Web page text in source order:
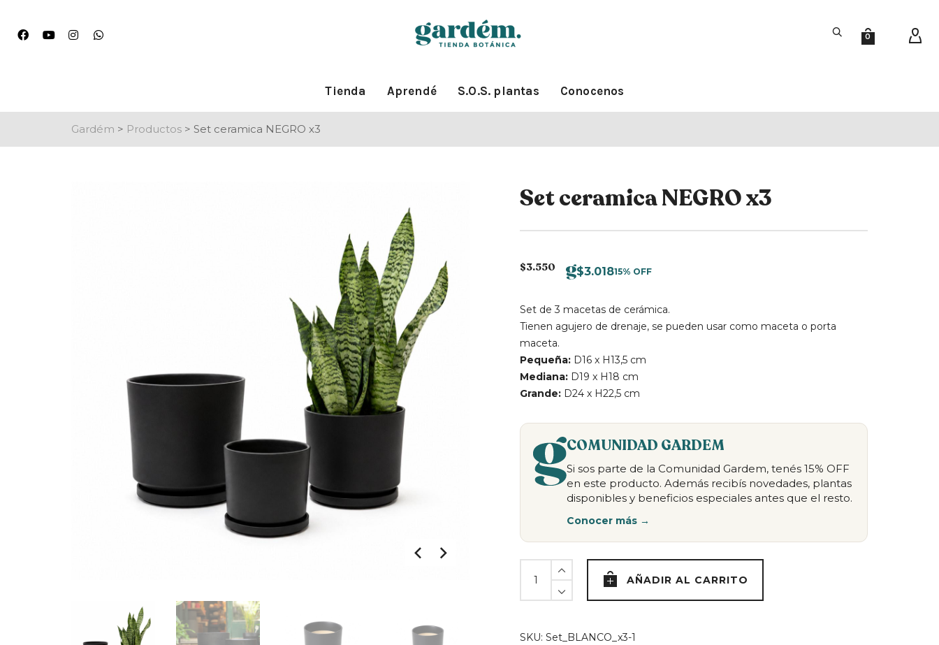
0
Tienda Aprendé S.O.S. plantas Conocenos
Gardém > Productos > Set ceramica NEGRO x3
Set ceramica NEGRO x3
$3.550 $3.01815% OFF
Set de 3 macetas de cerámica.
Tienen agujero de drenaje, se pueden usar como maceta o porta
maceta.
Pequeña: D16 x H13,5 cm
Mediana: D19 x H18 cm
Grande: D24 x H22,5 cm
COMUNIDAD GARDEM
Si sos parte de la Comunidad Gardem, tenés 15% OFF
en este producto. Además recibís novedades, plantas
disponibles y beneficios especiales antes que el resto.
Conocer más →
ceramica
NEGRO
quantity
AÑADIR AL CARRITO
SKU: Set_BLANCO_x3-1